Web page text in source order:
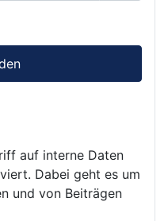
auf interne Daten
Dabei geht es um
und von Beiträgen